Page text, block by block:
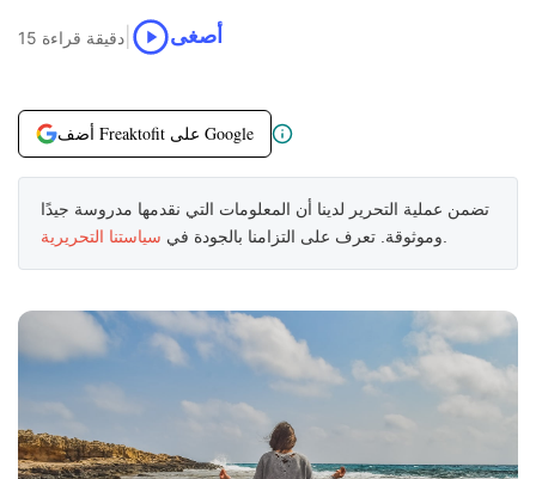
15 دقيقة قراءة أصغى
أضف Freaktofit على Google
تضمن عملية التحرير لدينا أن المعلومات التي نقدمها مدروسة جيدًا
وموثوقة. تعرف على التزامنا بالجودة في سياستنا التحريرية